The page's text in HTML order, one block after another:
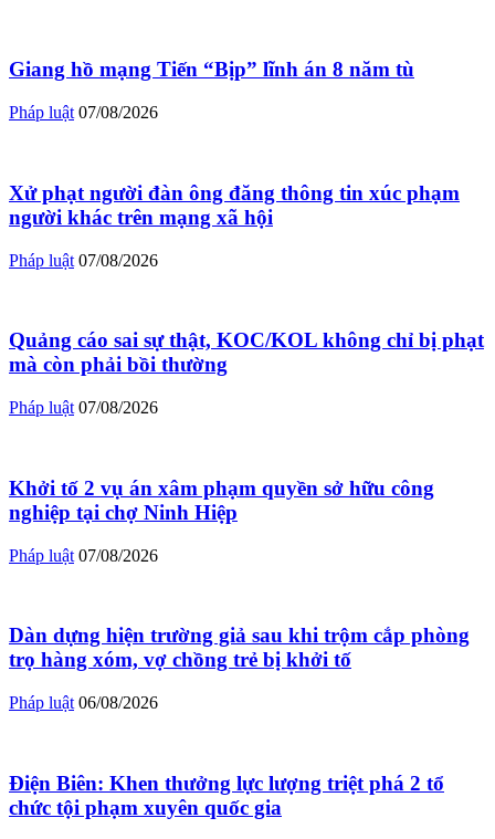
Giang hồ mạng Tiến “Bịp” lĩnh án 8 năm tù
Pháp luật 07/08/2026
Xử phạt người đàn ông đăng thông tin xúc phạm
người khác trên mạng xã hội
Pháp luật 07/08/2026
Quảng cáo sai sự thật, KOC/KOL không chỉ bị phạt
mà còn phải bồi thường
Pháp luật 07/08/2026
Khởi tố 2 vụ án xâm phạm quyền sở hữu công
nghiệp tại chợ Ninh Hiệp
Pháp luật 07/08/2026
Dàn dựng hiện trường giả sau khi trộm cắp phòng
trọ hàng xóm, vợ chồng trẻ bị khởi tố
Pháp luật 06/08/2026
Điện Biên: Khen thưởng lực lượng triệt phá 2 tổ
chức tội phạm xuyên quốc gia